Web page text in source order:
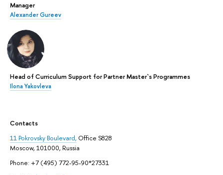
Manager
Alexander Gureev
Head of Curriculum Support for Partner Master`s Programmes
Ilona Yakovleva
Contacts
11 Pokrovsky Boulevard, Office S828
Moscow, 101000, Russia
Phone: +7 (495) 772-95-90*27331